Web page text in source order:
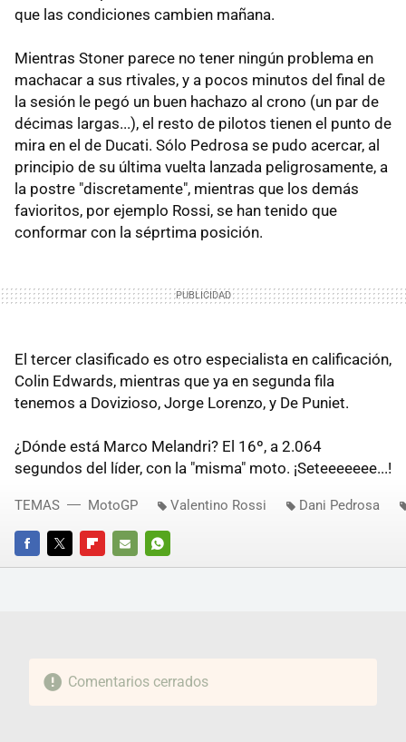
que las condiciones cambien mañana.
Mientras Stoner parece no tener ningún problema en
machacar a sus rtivales, y a pocos minutos del final de
la sesión le pegó un buen hachazo al crono (un par de
décimas largas...), el resto de pilotos tienen el punto de
mira en el de Ducati. Sólo Pedrosa se pudo acercar, al
principio de su última vuelta lanzada peligrosamente, a
la postre "discretamente", mientras que los demás
favioritos, por ejemplo Rossi, se han tenido que
conformar con la séprtima posición.
El tercer clasificado es otro especialista en calificación,
Colin Edwards, mientras que ya en segunda fila
tenemos a Dovizioso, Jorge Lorenzo, y De Puniet.
¿Dónde está Marco Melandri? El 16º, a 2.064
segundos del líder, con la "misma" moto. ¡Seteeeeeee...!
FACEBOOKTWITTERFLIPBOARD
E-
WHATSAPP
TEMAS MotoGP Valentino Rossi Dani Pedrosa
Comentarios cerrados